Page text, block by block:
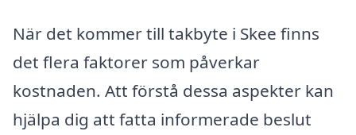
När det kommer till takbyte i Skee finns
det flera faktorer som påverkar
kostnaden. Att förstå dessa aspekter kan
hjälpa dig att fatta informerade beslut